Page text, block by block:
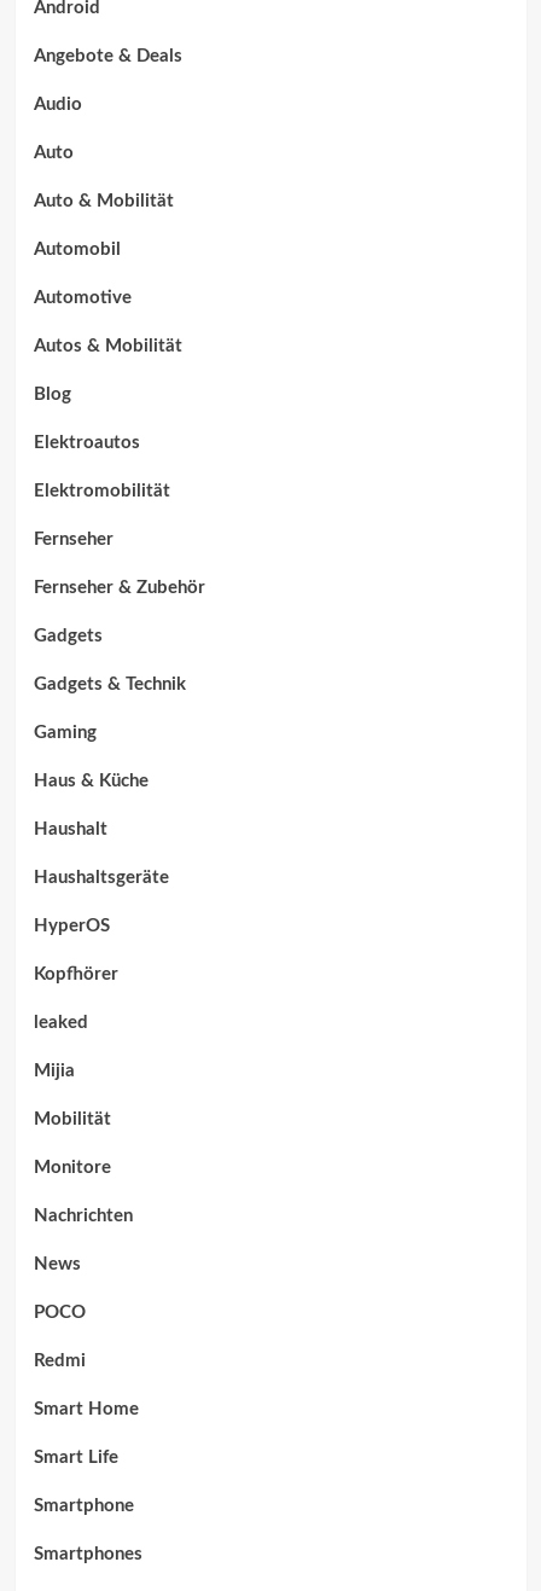
Android
Angebote & Deals
Audio
Auto
Auto & Mobilität
Automobil
Automotive
Autos & Mobilität
Blog
Elektroautos
Elektromobilität
Fernseher
Fernseher & Zubehör
Gadgets
Gadgets & Technik
Gaming
Haus & Küche
Haushalt
Haushaltsgeräte
HyperOS
Kopfhörer
leaked
Mijia
Mobilität
Monitore
Nachrichten
News
POCO
Redmi
Smart Home
Smart Life
Smartphone
Smartphones